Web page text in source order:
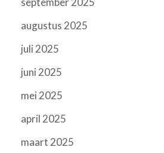
augustus 2025
juli 2025
juni 2025
mei 2025
april 2025
maart 2025